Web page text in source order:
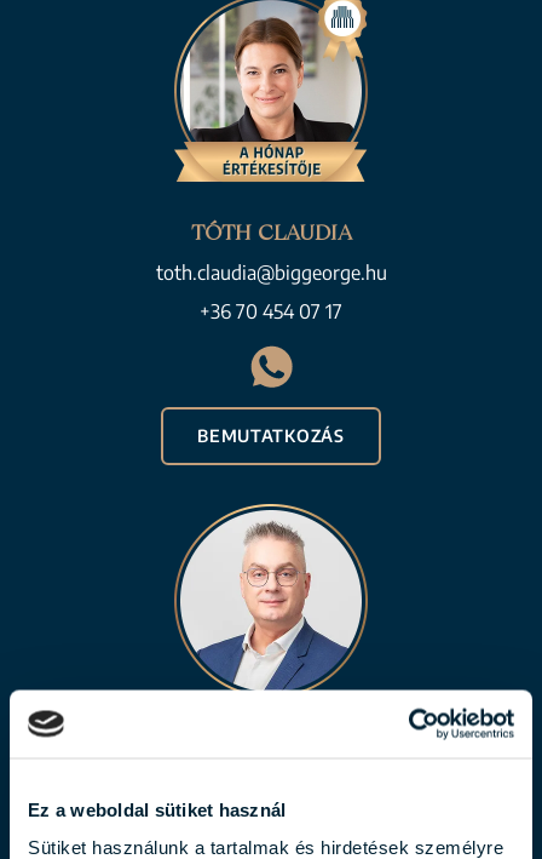
Ez a weboldal sütiket használ
Sütiket használunk a tartalmak és hirdetések személyre
TÓTH CLAUDIA
toth.claudia@biggeorge.hu
+36 70 454 07 17
BEMUTATKOZÁS
+36 70 454 31 19